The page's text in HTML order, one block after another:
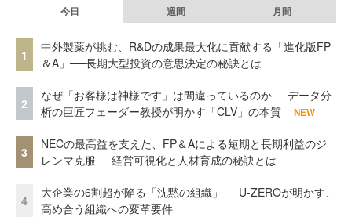
今日 週間 月間
1
中外製薬が挑む、R&Dの成果最大化に貢献する「進化版FP
＆A」──長期大型投資の意思決定の秘訣とは
2
なぜ「お客様は神様です」は間違っているのか──データ分
析の巨匠フェーダー教授が明かす「CLV」の本質
NEW
3
NECの最高益を支えた、FP＆Aによる短期と長期利益のジ
レンマ克服──経営可視化と人材育成の秘訣とは
4
大企業の6割超が陥る「沈黙の組織」──U-ZEROが明かす、
高め合う組織への変革要件